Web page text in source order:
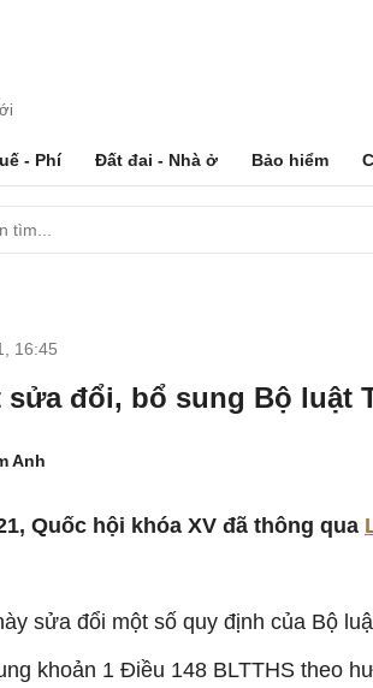
- Phí Đất đai - Nhà ở Bảo hiểm
16:45
sửa đổi, bổ sung Bộ luật
Anh
Quốc hội khóa XV đã thông qua
sửa đổi một số quy định của Bộ
khoản 1 Điều 148 BLTTHS theo